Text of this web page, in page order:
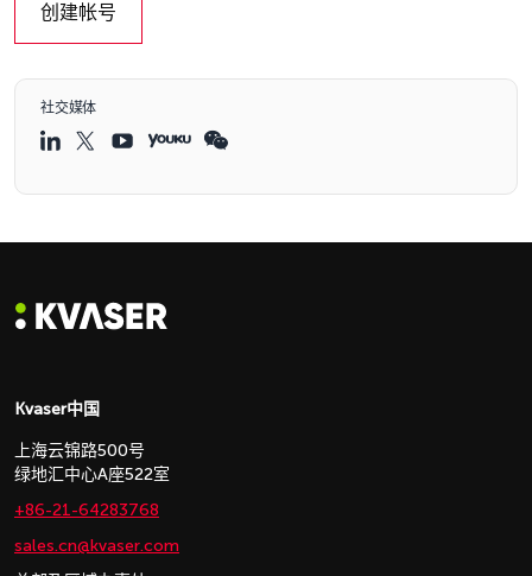
创建帐号
社交媒体
Kvaser中国
上海云锦路500号
绿地汇中心A座522室
+86-21-64283768
sales.cn@kvaser.com